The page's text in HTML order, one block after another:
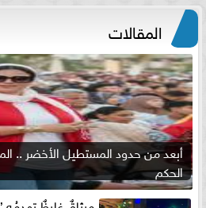
المقالات
أبعد من حدود المستطيل الأخضر ..
الحكم